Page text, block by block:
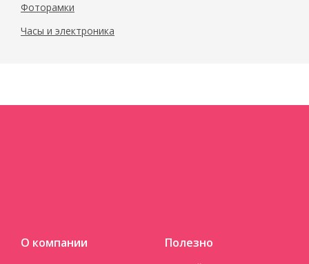
Фоторамки
Часы и электроника
О компании Полезно